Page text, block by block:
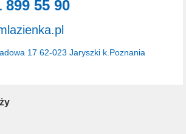
17 62-023 Jaryszki k.Poznania
55 90